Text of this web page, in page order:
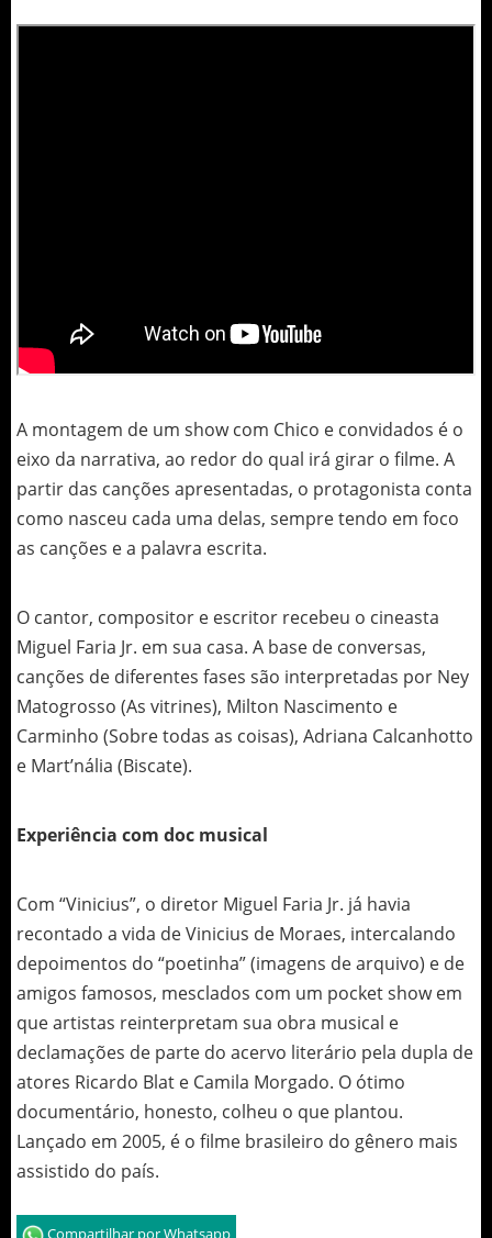
A montagem de um show com Chico e convidados é o
eixo da narrativa, ao redor do qual irá girar o filme. A
partir das canções apresentadas, o protagonista conta
como nasceu cada uma delas, sempre tendo em foco
as canções e a palavra escrita.
O cantor, compositor e escritor recebeu o cineasta
Miguel Faria Jr. em sua casa. A base de conversas,
canções de diferentes fases são interpretadas por Ney
Matogrosso (As vitrines), Milton Nascimento e
Carminho (Sobre todas as coisas), Adriana Calcanhotto
e Mart’nália (Biscate).
Experiência com doc musical
Com “Vinicius”, o diretor Miguel Faria Jr. já havia
recontado a vida de Vinicius de Moraes, intercalando
depoimentos do “poetinha” (imagens de arquivo) e de
amigos famosos, mesclados com um pocket show em
que artistas reinterpretam sua obra musical e
declamações de parte do acervo literário pela dupla de
atores Ricardo Blat e Camila Morgado. O ótimo
documentário, honesto, colheu o que plantou.
Lançado em 2005, é o filme brasileiro do gênero mais
assistido do país.
Compartilhar por Whatsapp